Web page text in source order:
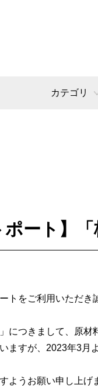
カテゴリ
ポート】
トをご利用いただき
につきまして、原材
ますが、2023年3月
ようお願い申し上げ